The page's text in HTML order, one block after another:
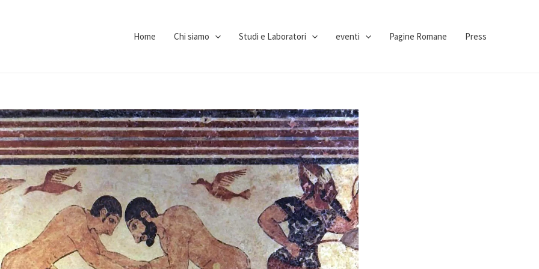
Home Chi siamo Studi e Laboratori eventi Pagine Romane Press